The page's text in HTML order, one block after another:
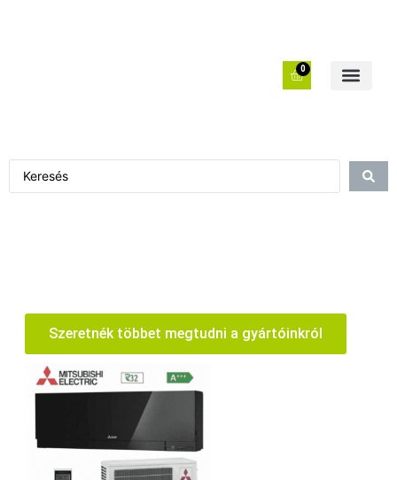
0
Szeretnék többet megtudni a gyártóinkról